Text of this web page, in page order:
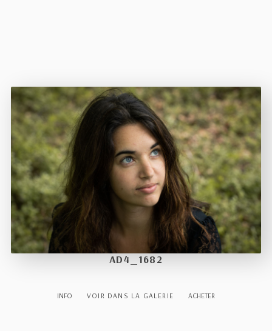
AD4_1682
INFO VOIR DANS LA GALERIE ACHETER